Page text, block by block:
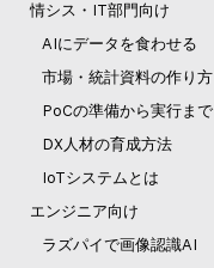
情シス・IT部門向け
AIにデータを食わせる
市場・統計資料の作り方
PoCの準備から実行まで
DX人材の育成方法
IoTシステムとは
エンジニア向け
ラズパイで画像認識AI